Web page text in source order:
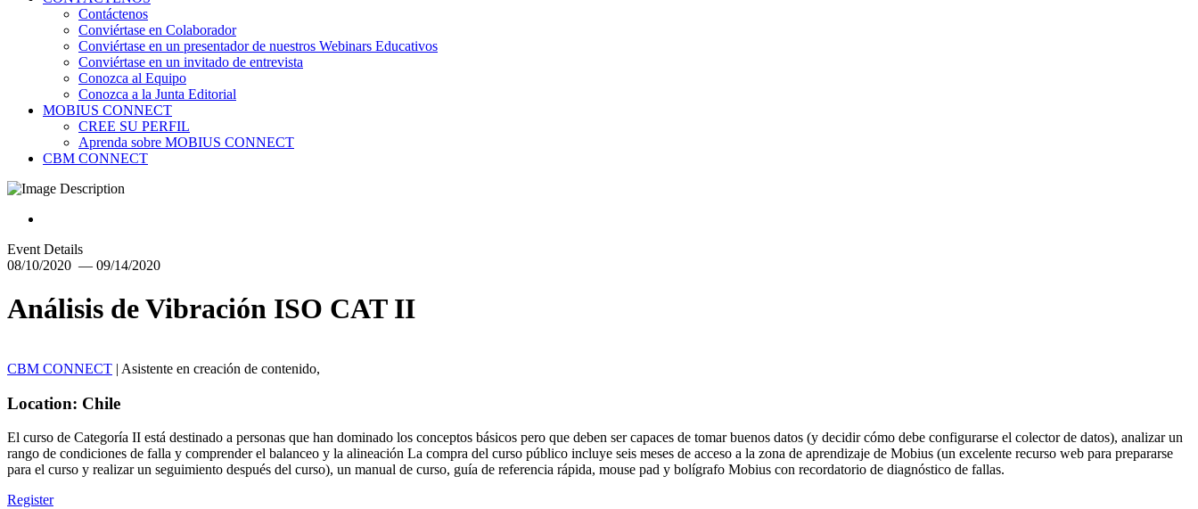
Contáctenos
Conviértase en Colaborador
Conviértase en un presentador de nuestros Webinars Educativos
Conviértase en un invitado de entrevista
Conozca al Equipo
Conozca a la Junta Editorial
MOBIUS CONNECT
CREE SU PERFIL
Aprenda sobre MOBIUS CONNECT
CBM CONNECT
Event Details
08/10/2020 — 09/14/2020
Análisis de Vibración ISO CAT II
CBM CONNECT | Asistente en creación de contenido,
Location: Chile
El curso de Categoría II está destinado a personas que han dominado los conceptos básicos pero que deben ser capaces de tomar buenos datos (y decidir cómo debe configurarse el colector de datos), analizar un
rango de condiciones de falla y comprender el balanceo y la alineación La compra del curso público incluye seis meses de acceso a la zona de aprendizaje de Mobius (un excelente recurso web para prepararse
para el curso y realizar un seguimiento después del curso), un manual de curso, guía de referencia rápida, mouse pad y bolígrafo Mobius con recordatorio de diagnóstico de fallas.
Register